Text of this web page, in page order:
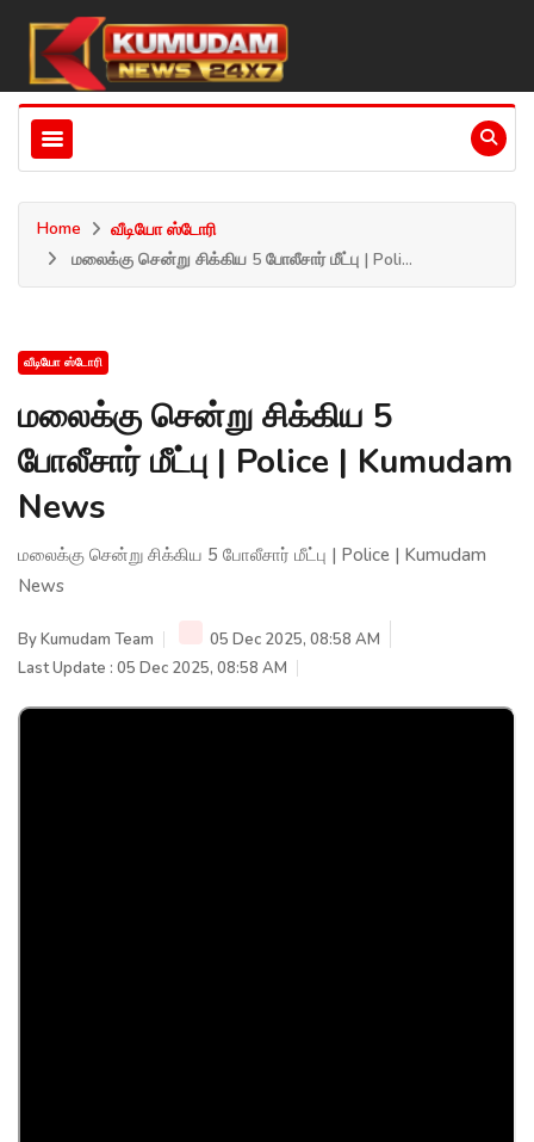
Home
வீடியோ ஸ்டோரி
மலைக்கு சென்று சிக்கிய 5 போலீசார் மீட்பு | Poli...
வீடியோ ஸ்டோரி
மலைக்கு சென்று சிக்கிய 5
போலீசார் மீட்பு | Police | Kumudam
News
மலைக்கு சென்று சிக்கிய 5 போலீசார் மீட்பு | Police | Kumudam
News
ByKumudam Team
05 Dec 2025, 08:58 AM
Last Update : 05 Dec 2025, 08:58 AM